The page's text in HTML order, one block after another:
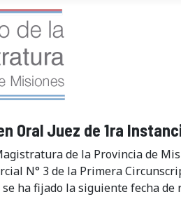
Oral Juez de 1ra
de la Provincia de
N° 3 de la Primera
ha fijado la siguiente fecha